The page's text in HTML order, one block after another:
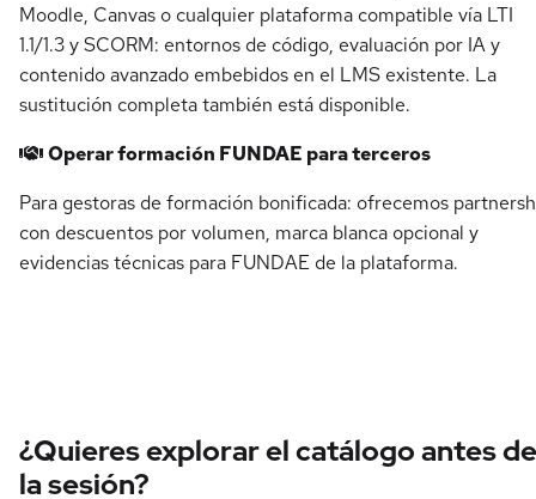
Moodle, Canvas o cualquier plataforma compatible vía LTI
1.1/1.3 y SCORM: entornos de código, evaluación por IA y
contenido avanzado embebidos en el LMS existente. La
sustitución completa también está disponible.
Operar formación FUNDAE para terceros
Para gestoras de formación bonificada: ofrecemos
con descuentos por volumen, marca blanca opcional y
evidencias técnicas para FUNDAE de la plataforma.
¿Quieres explorar el catálogo antes de
la sesión?